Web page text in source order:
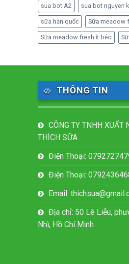
sua bot A2 sua bot nguyen
sữa hàn quốc Sữa meadow
Sữa meadow fresh ít béo
THÔNG TIN
CÔNG TY TNHH XUẤT
THÍCH SỮA
Điện Thoại:
Điện Thoại:
Email:
Địa chỉ: 50 Lê Liễu,
Nhì, Hồ Chí Minh